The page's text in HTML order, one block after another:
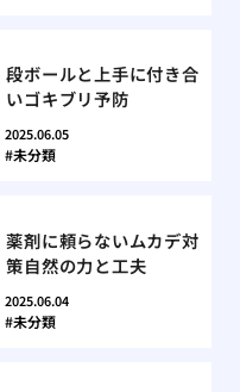
段ボールと上手に付き合
いゴキブリ予防
2025.06.05
未分類
薬剤に頼らないムカデ対
策自然の力と工夫
2025.06.04
未分類